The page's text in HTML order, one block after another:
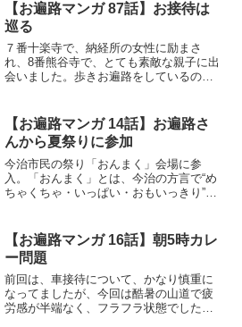
【お遍路マンガ 87話】お接待は
巡る
７番十楽寺で、納経所の女性に励まさ
れ、8番熊谷寺で、とても素敵な親子に出
会いました。歩きお遍路をしているのは
守っています。ご両親は歩きお遍路の経
験はないそうですが、娘...
【お遍路マンガ 14話】お遍路さ
んから夏祭りに参加
今治市民の祭り「おんまく」会場に参
入。「おんまく」とは、今治の方言で“め
ちゃくちゃ・いっぱい・おもいっきり”と
が率いる生徒さんやご両親とも交流！予
定外の日ほど、旅っ...
【お遍路マンガ 16話】朝5時カレ
ー問題
前回は、車接待について、かなり慎重に
なってましたが、今回は酷暑の山道で疲
労感が半端なく、フラフラ状態でした。